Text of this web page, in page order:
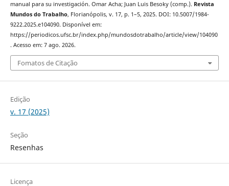
manual para su investigación. Omar Acha; Juan Luis Besoky (comp.). Revista
Mundos do Trabalho, Florianópolis, v. 17, p. 1–5, 2025. DOI: 10.5007/1984-
9222.2025.e104090. Disponível em:
https://periodicos.ufsc.br/index.php/mundosdotrabalho/article/view/104090
. Acesso em: 7 ago. 2026.
Fomatos de Citação
Edição
v. 17 (2025)
Seção
Resenhas
Licença